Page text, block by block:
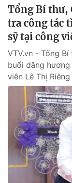
Tổng Bí thư,
tra công tác
sỹ tại công
VTV.vn - Tổng
buổi dâng
viên Lê Thị